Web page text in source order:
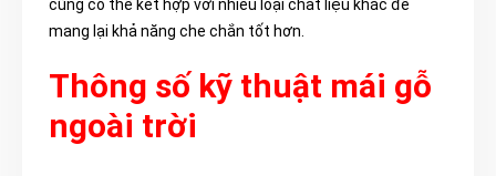
cũng có thể kết hợp với nhiều loại chất liệu khác để
mang lại khả năng che chắn tốt hơn.
Thông số kỹ thuật mái gỗ
ngoài trời